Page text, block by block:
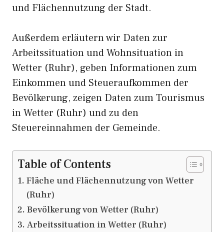
und Flächennutzung der Stadt.
Außerdem erläutern wir Daten zur
Arbeitssituation und Wohnsituation in
Wetter (Ruhr), geben Informationen zum
Einkommen und Steueraufkommen der
Bevölkerung, zeigen Daten zum Tourismus
in Wetter (Ruhr) und zu den
Steuereinnahmen der Gemeinde.
Table of Contents
Fläche und Flächennutzung von Wetter
(Ruhr)
Bevölkerung von Wetter (Ruhr)
Arbeitssituation in Wetter (Ruhr)